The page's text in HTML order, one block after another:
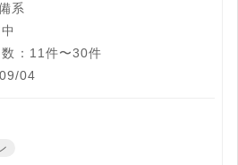
系
：11件〜30件
04